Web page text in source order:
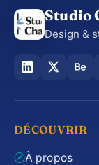
Studio
Design &
DÉCOUVRIR
À propos